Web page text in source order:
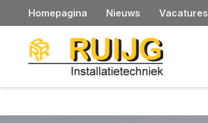
Homepagina Nieuws Vacatures